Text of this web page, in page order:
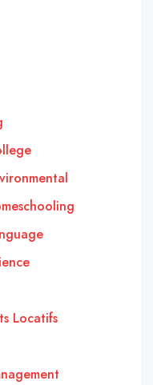
Locatifs